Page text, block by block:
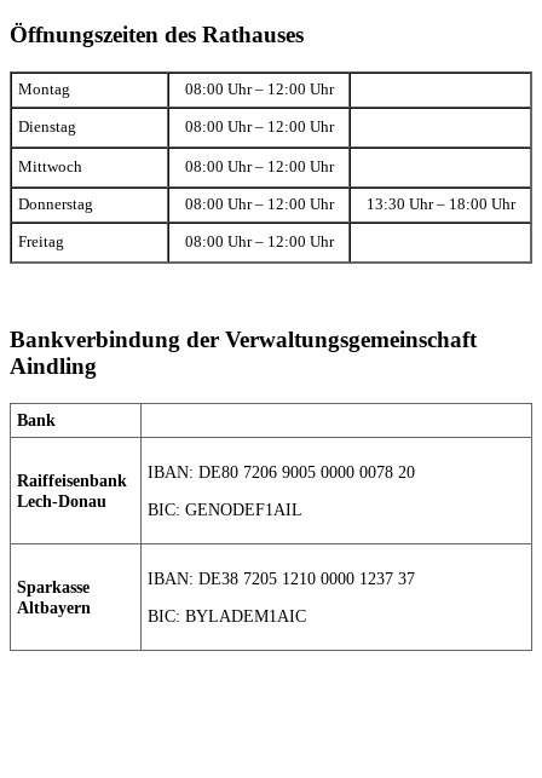
Öffnungszeiten des Rathauses
Montag 08:00 Uhr – 12:00 Uhr
Dienstag 08:00 Uhr – 12:00 Uhr
Mittwoch 08:00 Uhr – 12:00 Uhr
Donnerstag 08:00 Uhr – 12:00 Uhr 13:30 Uhr – 18:00 Uhr
Freitag 08:00 Uhr – 12:00 Uhr
Bankverbindung der Verwaltungsgemeinschaft
Aindling
Bank
Raiffeisenbank
Lech-Donau
IBAN: DE80 7206 9005 0000 0078 20
BIC: GENODEF1AIL
Sparkasse
Altbayern
IBAN: DE38 7205 1210 0000 1237 37
BIC: BYLADEM1AIC